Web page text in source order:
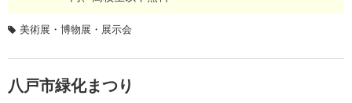
美術展・博物展・展示会
八戸市緑化まつり